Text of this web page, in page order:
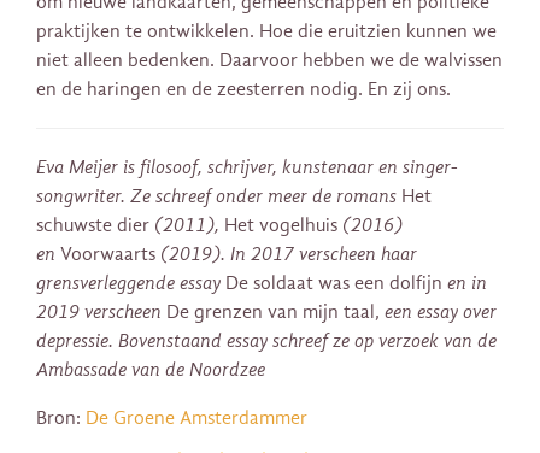
praktijken te ontwikkelen. Hoe die eruitzien kunnen we
niet alleen bedenken. Daarvoor hebben we de walvissen
en de haringen en de zeesterren nodig. En zij ons.
Eva Meijer is filosoof, schrijver, kunstenaar en singer-
songwriter. Ze schreef onder meer de romans Het
schuwste dier (2011), Het vogelhuis (2016)
en Voorwaarts (2019). In 2017 verscheen haar
grensverleggende essay De soldaat was een dolfijn en in
2019 verscheen De grenzen van mijn taal, een essay over
depressie. Bovenstaand essay schreef ze op verzoek van de
Ambassade van de Noordzee
Bron: De Groene Amsterdammer